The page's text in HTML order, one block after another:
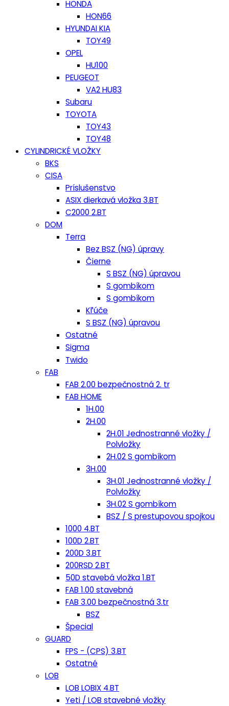
HONDA
HON66
HYUNDAI KIA
TOY49
OPEL
HU100
PEUGEOT
VA2 HU83
Subaru
TOYOTA
TOY43
TOY48
CYLINDRICKÉ VLOŽKY
BKS
CISA
Príslušenstvo
ASIX dierkavá vložka 3.BT
C2000 2.BT
DOM
Terra
Bez BSZ (NG) úpravy
Čierne
S BSZ (NG) úpravou
S gombíkom
S gombíkom
Kľúče
S BSZ (NG) úpravou
Ostatné
Sigma
Twido
FAB
FAB 2.00 bezpečnostná 2. tr
FAB HOME
1H.00
2H.00
2H.01 Jednostranné vložky /
Polvložky
2H.02 S gombíkom
3H.00
3H.01 Jednostranné vložky /
Polvložky
3H.02 S gombíkom
BSZ / S prestupovou spojkou
1000 4.BT
100D 2.BT
200D 3.BT
200RSD 2.BT
50D stavebá vložka 1.BT
FAB 1.00 stavebná
FAB 3.00 bezpečnostná 3.tr
BSZ
Špecial
GUARD
FPS - (CPS) 3.BT
Ostatné
LOB
LOB LOBIX 4.BT
Yeti / LOB stavebné vložky